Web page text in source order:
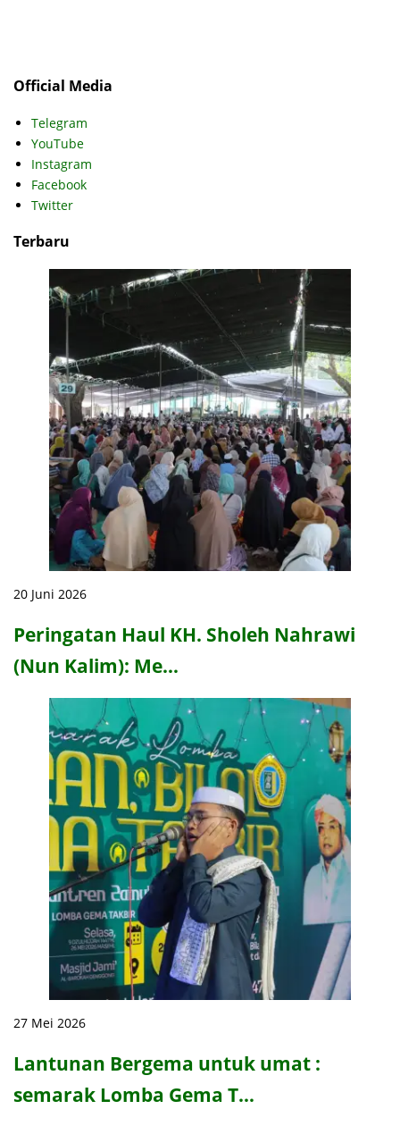
Official Media
Telegram
YouTube
Instagram
Facebook
Twitter
Terbaru
20 Juni 2026
Peringatan Haul KH. Sholeh Nahrawi
(Nun Kalim): Me…
27 Mei 2026
Lantunan Bergema untuk umat :
semarak Lomba Gema T…